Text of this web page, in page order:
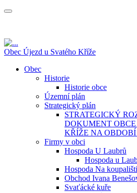
Obec Újezd u Svatého Kříže
Obec
Historie
Historie obce
Územní plán
Strategický plán
STRATEGICKÝ
DOKUMENT
KŘÍŽE NA OBDOBÍ
Firmy v obci
Hospoda U Laubrů
Hospoda u
Hospoda Na koupališti
Obchod Ivana
Svaťácké kuře